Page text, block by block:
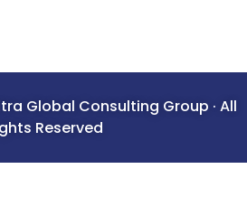
Global Consulting Group · All
Reserved